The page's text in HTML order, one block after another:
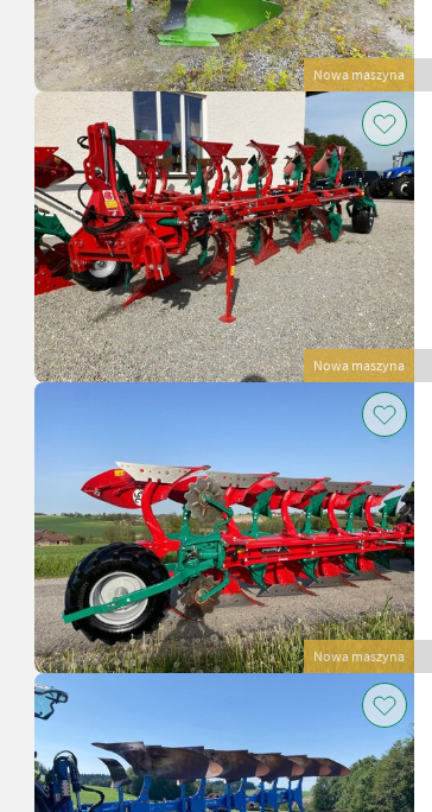
Nowa maszyna
Nowa maszyna
Nowa maszyna